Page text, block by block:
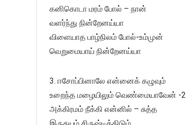
கனிகொடா மரம் போல் – நான்
வளர்ந்து நின்றேனய்யா
விளையாத பாழ்நிலம் போல்-உம்முன்
வெறுமையாய் நின்றேனய்யா
3. ஈசோப்பினாலே என்னைக் கழுவும்
உறைந்த மழையிலும் வெண்மையாவேன் -2
அக்கிரமம் நீக்கி என்னில் – சுத்த